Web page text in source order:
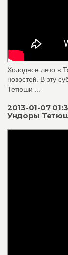
Холодное лето в
новостей. В эту
Тетюши ...
2013-01-07
Ундоры